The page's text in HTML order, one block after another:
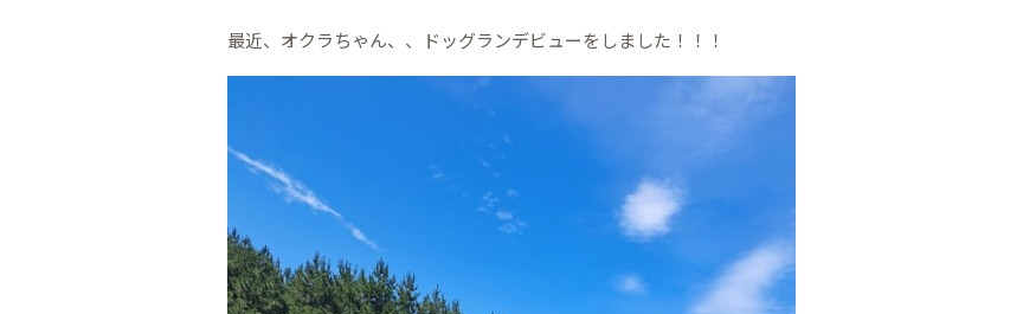
最近、オクラちゃん、、ドッグランデビューをしました！！！